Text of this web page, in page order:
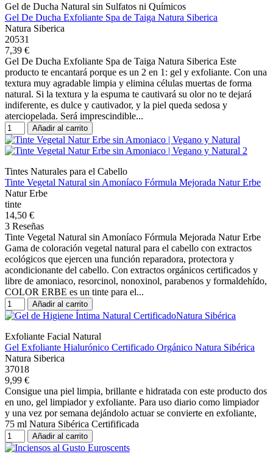
Gel de Ducha Natural sin Sulfatos ni Químicos
Gel De Ducha Exfoliante Spa de Taiga Natura Siberica
Natura Siberica
20531
7,39 €
Gel De Ducha Exfoliante Spa de Taiga Natura Siberica Este
producto te encantará porque es un 2 en 1: gel y exfoliante. Con una
textura muy agradable limpia y elimina células muertas de forma
natural. Si la textura y la espuma te cautivará su olor no te dejará
indiferente, es dulce y cautivador, y la piel queda sedosa y
aterciopelada. Será imprescindible...
Añadir al carrito
Tintes Naturales para el Cabello
Tinte Vegetal Natural sin Amoníaco Fórmula Mejorada Natur Erbe
Natur Erbe
tinte
14,50 €
3 Reseñas
Tinte Vegetal Natural sin Amoníaco Fórmula Mejorada Natur Erbe
Gama de coloración vegetal natural para el cabello con extractos
ecológicos que ejercen una función reparadora, protectora y
acondicionante del cabello. Con extractos orgánicos certificados y
libre de amoniaco, resorcinol, nonoxinol, parabenos y formaldehído,
COLOR ERBE es un tinte para el...
Añadir al carrito
Exfoliante Facial Natural
Gel Exfoliante Hialurónico Certificado Orgánico Natura Sibérica
Natura Siberica
37018
9,99 €
Consigue una piel limpia, brillante e hidratada con este producto dos
en uno, gel limpiador y exfoliante. Para uso diario como limpiador
y una vez por semana dejándolo actuar se convierte en exfoliante,
75 ml Natura Sibérica Certifificada
Añadir al carrito